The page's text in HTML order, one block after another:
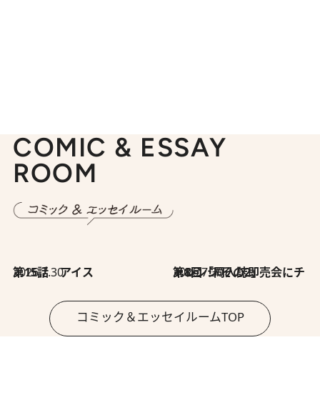
COMIC & ESSAY
ROOM
2026.7.30
第15話 アイス 2026.7.30
第8回「同人誌即売会にチャレンジ その2」
コミック＆エッセイルームTOP